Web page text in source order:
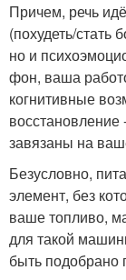
Причем, речь
(похудеть/стать
но и
фон, ваша
когнитивные
восстановление
завязаны на
Безусловно,
элемент, без
ваше топливо,
для такой
быть подобрано